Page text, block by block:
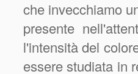
che invecchiamo
presente
l'intensità del
essere studiata in